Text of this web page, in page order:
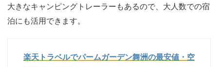
大きなキャンピングトレーラーもあるので、大人数での宿
泊にも活用できます。
楽天トラベルでパームガーデン舞洲の最安値・空